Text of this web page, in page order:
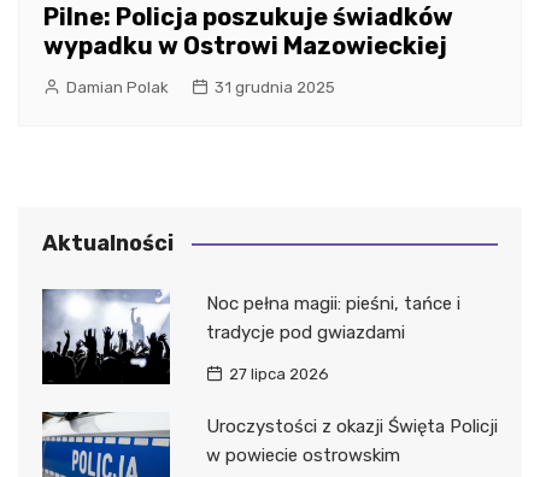
Pilne: Policja poszukuje świadków
wypadku w Ostrowi Mazowieckiej
Damian Polak 31 grudnia 2025
Aktualności
Noc pełna magii: pieśni, tańce i
tradycje pod gwiazdami
27 lipca 2026
Uroczystości z okazji Święta Policji
w powiecie ostrowskim